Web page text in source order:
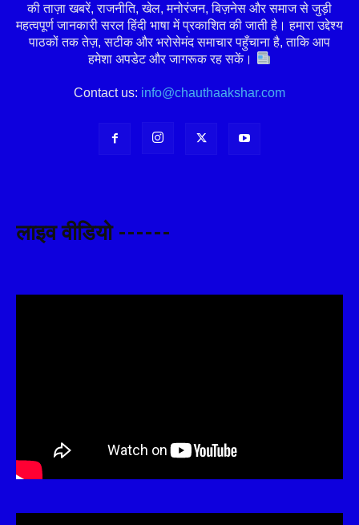
की ताज़ा खबरें, राजनीति, खेल, मनोरंजन, बिज़नेस और समाज से जुड़ी
महत्वपूर्ण जानकारी सरल हिंदी भाषा में प्रकाशित की जाती है। हमारा उद्देश्य
पाठकों तक तेज़, सटीक और भरोसेमंद समाचार पहुँचाना है, ताकि आप
हमेशा अपडेट और जागरूक रह सकें।
Contact us: info@chauthaakshar.com
लाइव वीडियो ------